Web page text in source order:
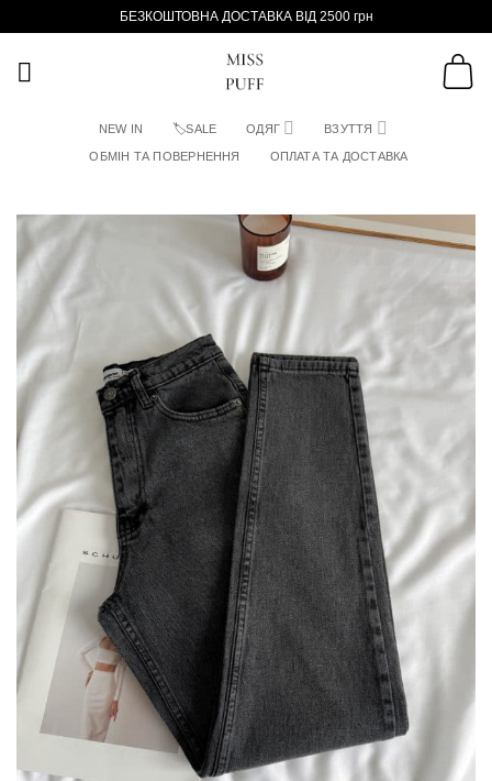
БЕЗКОШТОВНА ДОСТАВКА ВІД 2500 грн
NEW IN 🏷SALE ОДЯГ ВЗУТТЯ
ОБМІН ТА ПОВЕРНЕННЯ ОПЛАТА ТА ДОСТАВКА